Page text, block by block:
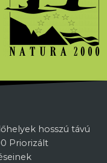
hosszú távú
Priorizált